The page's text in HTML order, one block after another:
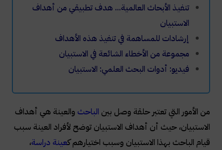
تنفيذ الأبحاث العالمية... هدف تطبيقي من أهداف
الاستبيان
إرشادات للمساهمة في تنفيذ هذه الأهداف
مجموعة من الأخطاء الشائعة في الاستبيان
فيديو: أدوات البحث العلمي: الاستبيان
من الأمور التي تعتبر حلقة وصل بين الباحث والعينة هي أهداف
الاستبيان، حيث أن أهداف الاستبيان توضح لأفراد العينة سبب
قيام الباحث بهذا الاستبيان وسبب اختيارهم كعينة دراسة،